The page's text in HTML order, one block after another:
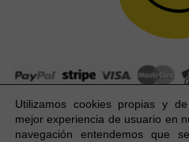
Utilizamos cookies propias y
mejor experiencia de usuario en
navegación entendemos que